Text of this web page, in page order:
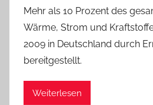
Mehr als 10 Prozent des
Wärme, Strom und
2009 in Deutschland durch
bereitgestellt.
Weiterlesen